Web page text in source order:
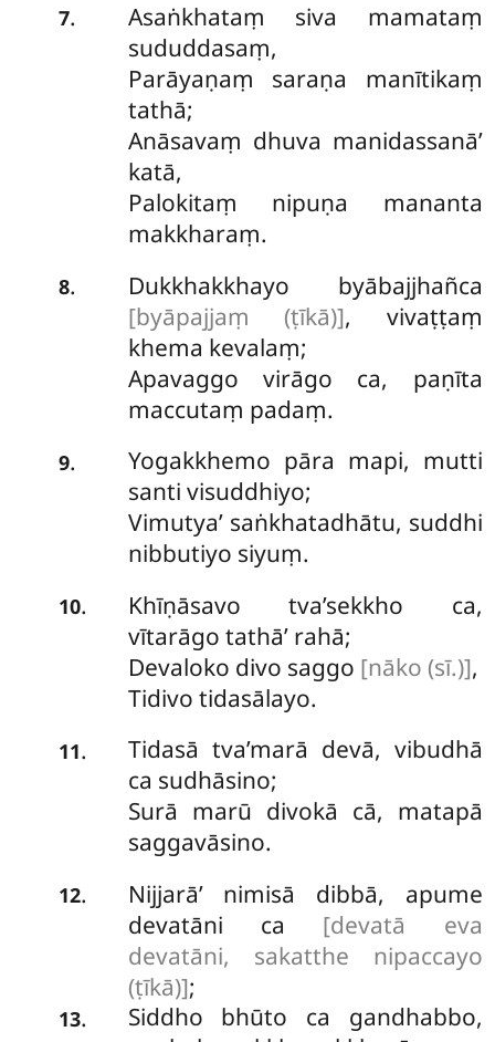
7.
Asaṅkhataṃ siva mamataṃ
sududdasaṃ,
Parāyaṇaṃ saraṇa manītikaṃ
tathā;
Anāsavaṃ dhuva manidassanā’
katā,
Palokitaṃ nipuṇa mananta
makkharaṃ.
8. Dukkhakkhayo byābajjhañca
[byāpajjaṃ (ṭīkā)], vivaṭṭaṃ
khema kevalaṃ;
Apavaggo virāgo ca, paṇīta
maccutaṃ padaṃ.
9.
Yogakkhemo pāra mapi, mutti
santi visuddhiyo;
Vimutya’ saṅkhatadhātu, suddhi
nibbutiyo siyuṃ.
10.
Khīṇāsavo tva’sekkho ca,
vītarāgo tathā’ rahā;
Devaloko divo saggo [nāko (sī.)],
Tidivo tidasālayo.
11.
Tidasā tva’marā devā, vibudhā
ca sudhāsino;
Surā marū divokā cā, matapā
saggavāsino.
12.
Nijjarā’ nimisā dibbā, apume
devatāni ca [devatā eva
devatāni, sakatthe nipaccayo
(ṭīkā)];
13.
Siddho bhūto ca gandhabbo,